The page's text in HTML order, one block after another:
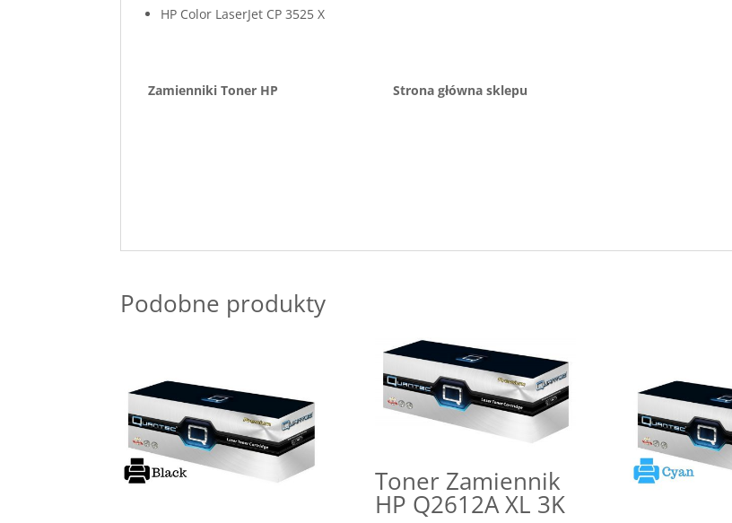
HP Color LaserJet CP 3525 X
Zamienniki Toner HPStrona główna sklepu
Podobne produkty
Toner Zamiennik
HP Q2612A XL 3K